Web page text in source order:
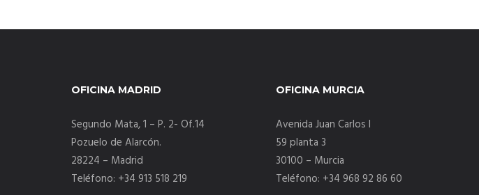
OFICINA MADRID
Segundo Mata, 1 – P. 2- Of.14
Pozuelo de Alarcón.
28224 – Madrid
Teléfono: +34 913 518 219
OFICINA MURCIA
Avenida Juan Carlos I
59 planta 3
30100 – Murcia
Teléfono: +34 968 92 86 60